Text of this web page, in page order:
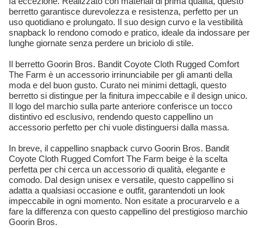
berretto garantisce durevolezza e resistenza, perfetto per un
uso quotidiano e prolungato. Il suo design curvo e la vestibilità
snapback lo rendono comodo e pratico, ideale da indossare per
lunghe giornate senza perdere un briciolo di stile.
Il berretto Goorin Bros. Bandit Coyote Cloth Rugged Comfort
The Farm è un accessorio irrinunciabile per gli amanti della
moda e del buon gusto. Curato nei minimi dettagli, questo
berretto si distingue per la finitura impeccabile e il design unico.
Il logo del marchio sulla parte anteriore conferisce un tocco
distintivo ed esclusivo, rendendo questo cappellino un
accessorio perfetto per chi vuole distinguersi dalla massa.
In breve, il cappellino snapback curvo Goorin Bros. Bandit
Coyote Cloth Rugged Comfort The Farm beige è la scelta
perfetta per chi cerca un accessorio di qualità, elegante e
comodo. Dal design unisex e versatile, questo cappellino si
adatta a qualsiasi occasione e outfit, garantendoti un look
impeccabile in ogni momento. Non esitate a procurarvelo e a
fare la differenza con questo cappellino del prestigioso marchio
Goorin Bros.